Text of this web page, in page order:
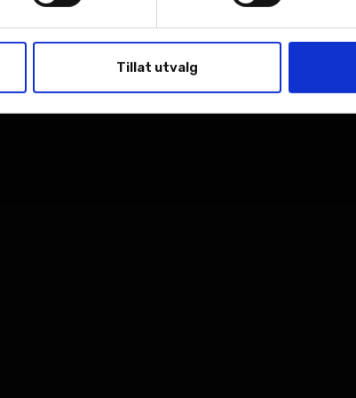
Tillat utvalg